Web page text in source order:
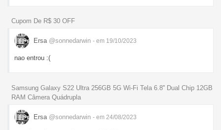
Cupom De R$ 30 OFF
Ersa @sonnedarwin - em 19/10/2023
nao entrou :(
Samsung Galaxy S22 Ultra 256GB 5G Wi-Fi Tela 6.8'' Dual Chip 12GB
RAM Câmera Quádrupla
Ersa @sonnedarwin - em 24/08/2023